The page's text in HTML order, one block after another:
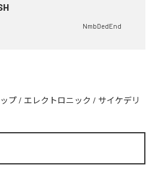
NmbDedEnd
プ / エレクトロニック / サイケデリ